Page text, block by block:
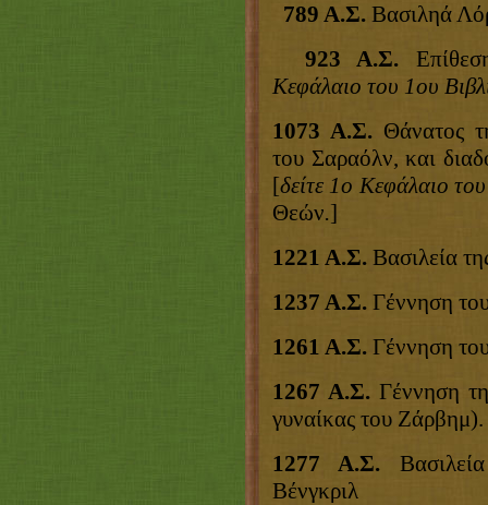
789 Α.Σ. Βασιληά
923 Α.Σ.
Κεφάλαιο του 1ου
1073 Α.Σ.Θάνατος
του Σαραόλν, και
[δείτε 1ο Κεφάλαιο
Θεών.]
1221 Α.Σ. Βασιλεία
1237 Α.Σ. Γέννηση
1261 Α.Σ. Γέννηση
1267 Α.Σ.Γέννηση
γυναίκας του Ζάρβημ).
1277 Α.Σ.
Βένγκριλ